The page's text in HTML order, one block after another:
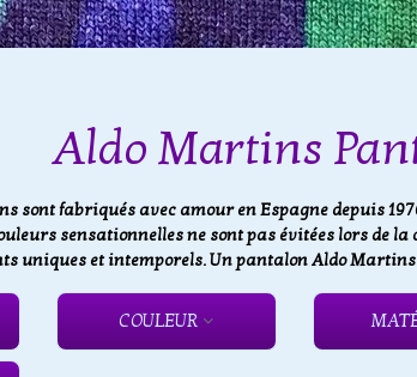
Aldo Martins
sont fabriqués avec amour en Espagne depuis
sensationnelles ne sont pas évitées lors de
uniques et intemporels. Un pantalon Aldo
COULEUR